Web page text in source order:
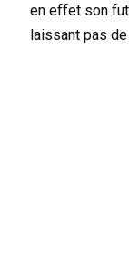
en effet son
laissant pas